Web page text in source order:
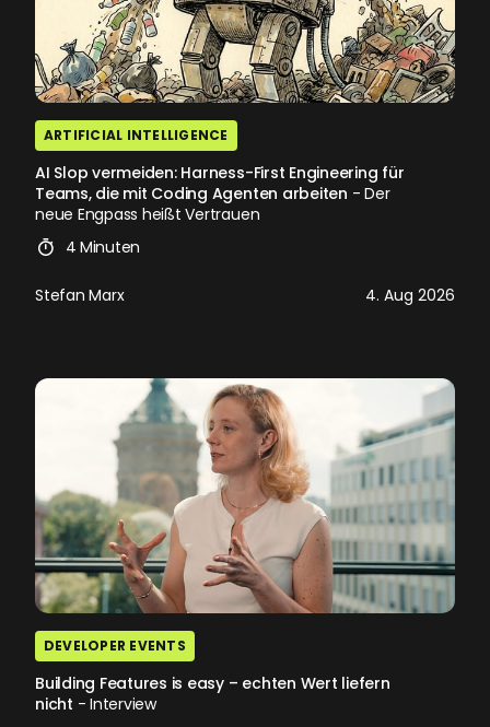
ARTIFICIAL INTELLIGENCE
AI Slop vermeiden: Harness-First Engineering für
Teams, die mit Coding Agenten arbeiten - Der
neue Engpass heißt Vertrauen
4 Minuten
Stefan Marx 4. Aug 2026
DEVELOPER EVENTS
Building Features is easy – echten Wert liefern
nicht - Interview